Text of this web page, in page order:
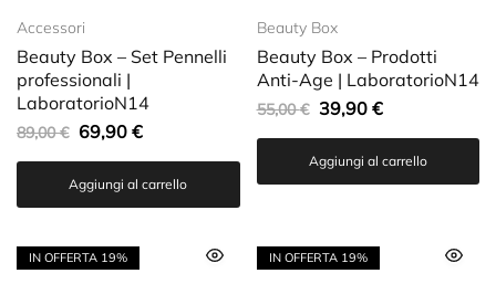
Accessori
Beauty Box – Set Pennelli
professionali |
LaboratorioN14
89,00€ 69,90 €
Aggiungi al carrello
Beauty Box
Beauty Box – Prodotti
Anti-Age | LaboratorioN14
55,00€ 39,90 €
Aggiungi al carrello
IN OFFERTA 19% IN OFFERTA19%